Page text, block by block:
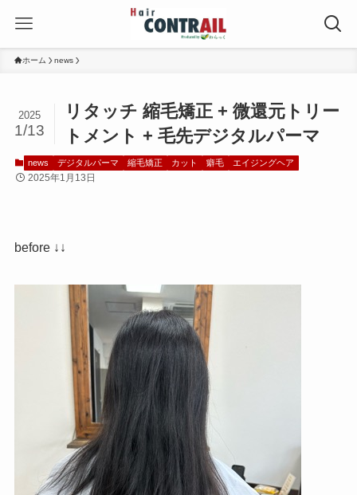
ホーム news
リタッチ 縮毛矯正 + 微還元トリー
トメント + 毛先デジタルパーマ
2025
1/13
news デジタルパーマ 縮毛矯正 カット 癖毛 エイジングヘア
2025年1月13日
before ↓↓